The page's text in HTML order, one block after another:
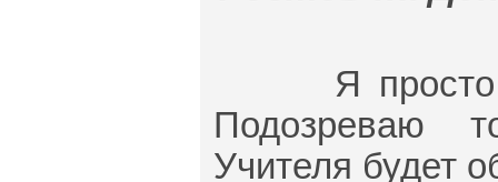
Я просто
Подозреваю
Учителя будет